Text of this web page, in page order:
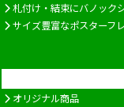
札付け・結束にバノック
サイズ豊富なポスターフ
オリジナル商品